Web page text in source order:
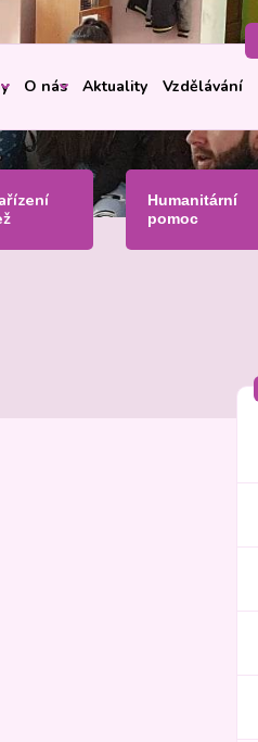
O nás Aktuality Vzdělávání
Humanitární
pomoc